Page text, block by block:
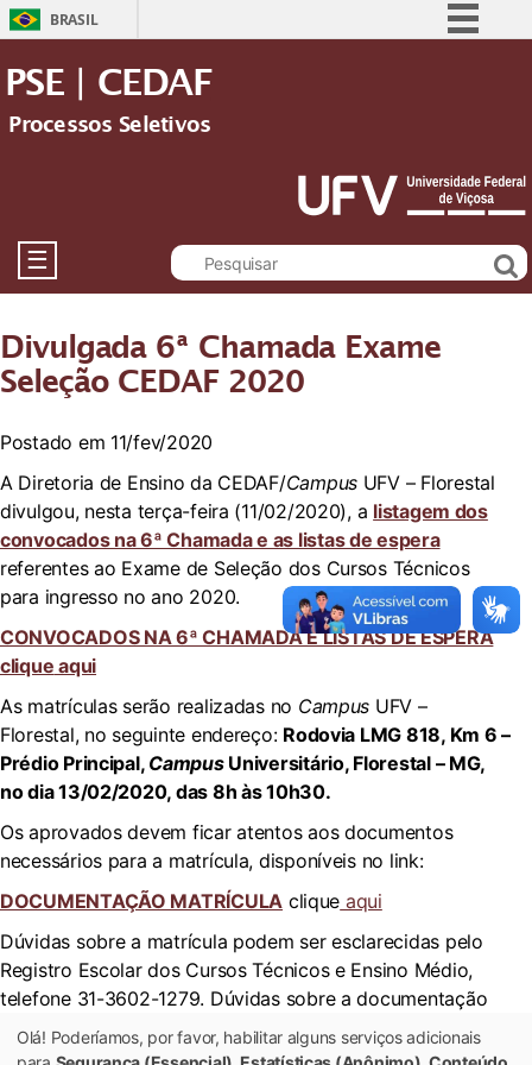
BRASIL
Acesso à informação
Legislação
Canais
PSE | CEDAF
Processos Seletivos
☰
Divulgada 6ª Chamada Exame
Seleção CEDAF 2020
Postado em 11/fev/2020
A Diretoria de Ensino da CEDAF/Campus UFV – Florestal
divulgou, nesta terça-feira (11/02/2020), a listagem dos
convocados na 6ª Chamada e as listas de espera
referentes ao Exame de Seleção dos Cursos Técnicos
para ingresso no ano 2020.
CONVOCADOS NA 6ª CHAMADA E LISTAS DE ESPERA
clique aqui
As matrículas serão realizadas no Campus UFV –
Florestal, no seguinte endereço: Rodovia LMG 818, Km 6 –
Prédio Principal, CampusUniversitário, Florestal – MG,
no dia 13/02/2020, das 8h às 10h30.
Os aprovados devem ficar atentos aos documentos
necessários para a matrícula, disponíveis no link:
DOCUMENTAÇÃO MATRÍCULA clique aqui
Dúvidas sobre a matrícula podem ser esclarecidas pelo
Registro Escolar dos Cursos Técnicos e Ensino Médio,
telefone 31-3602-1279. Dúvidas sobre a documentação
referente à avaliação socioeconômica podem ser
esclarecidas pela Assistência Social, telefones 31-3602-
Olá! Poderíamos, por favor, habilitar alguns serviços adicionais